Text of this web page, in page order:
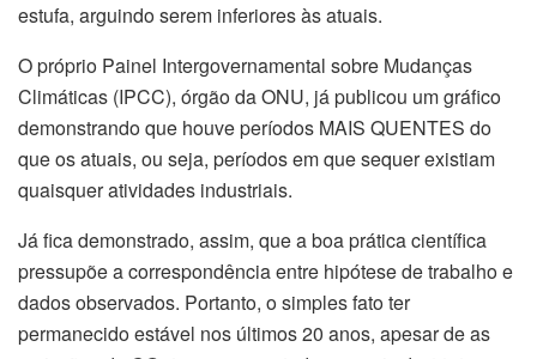
estufa, arguindo serem inferiores às atuais.
O próprio Painel Intergovernamental sobre Mudanças
Climáticas (IPCC), órgão da ONU, já publicou um gráfico
demonstrando que houve períodos MAIS QUENTES do
que os atuais, ou seja, períodos em que sequer existiam
quaisquer atividades industriais.
Já fica demonstrado, assim, que a boa prática científica
pressupõe a correspondência entre hipótese de trabalho e
dados observados. Portanto, o simples fato ter
permanecido estável nos últimos 20 anos, apesar de as